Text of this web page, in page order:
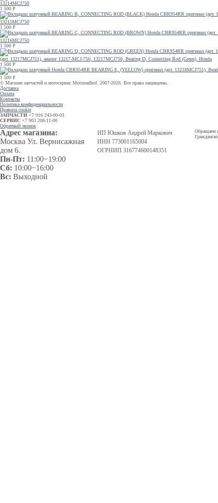
13214MCJ750
1 500 Р
13215MCJ750
1 500 Р
13216MCJ750
1 500 Р
(арт. 13217MCJ751), аналог 13217-MCJ-750, 13217MCJ750, Bearing D, Connecting Rod (Green), Honda
1 500 Р
1 500 Р
© Магазин запчастей и мотосервис Motorradhof. 2007-2026. Все права защищены.
Доставка
Оплата
Контакты
Политика конфиденциальности
Правила cookie
ЗАПЧАСТИ +7 916 243-00-03
СЕРВИС +7 903 208-11-00
Обратный звонок
Адрес магазина:
Москва Ул. Вернисажная
дом 6.
Пн-Пт: 11:00−19:00
Сб: 10:00−16:00
Вс: Выходной
ИП Юшков Андрей Маркович
ИНН 773001165004
ОГРНИП 316774600148351
Обращаем